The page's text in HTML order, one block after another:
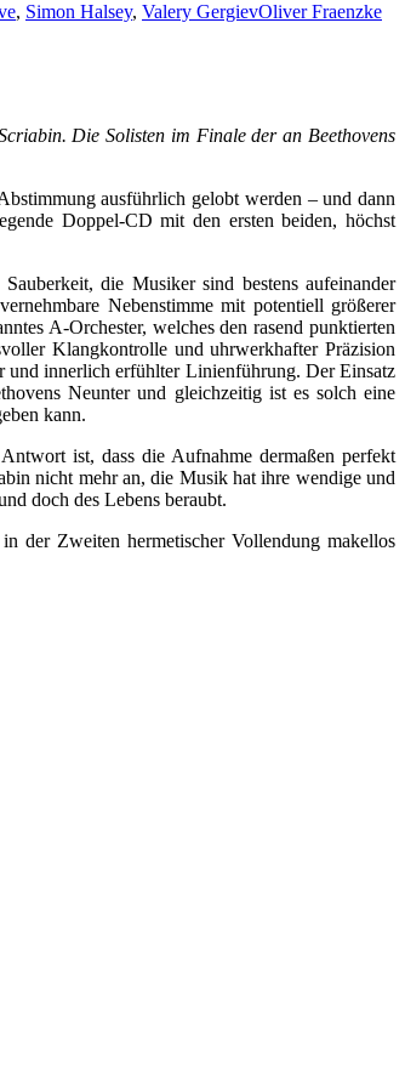
, Simon Halsey, Valery GergievOliver Fraenzke
Die Solisten im Finale der an Beethovens
ausführlich gelobt werden – und dann
Doppel-CD mit den ersten beiden, höchst
die Musiker sind bestens aufeinander
Nebenstimme mit potentiell größerer
A-Orchester, welches den rasend punktierten
Klangkontrolle und uhrwerkhafter Präzision
und innerlich erfühlter Linienführung. Der Einsatz
Neunter und gleichzeitig ist es solch eine
kann.
ist, dass die Aufnahme dermaßen perfekt
nicht mehr an, die Musik hat ihre wendige und
doch des Lebens beraubt.
der Zweiten hermetischer Vollendung makellos